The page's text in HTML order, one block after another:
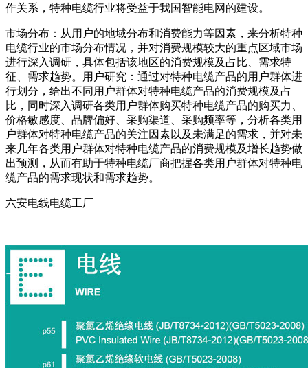
作关系，特种电缆行业将受益于我国智能电网的建设。
市场分布：从用户的地域分布和消费能力等因素，来分析特种
电缆行业的市场分布情况，并对消费规模较大的重点区域市场
进行深入调研，具体包括该地区的消费规模及占比、需求特
征、需求趋势。用户研究：通过对特种电缆产品的用户群体进
行划分，给出不同用户群体对特种电缆产品的消费规模及占
比，同时深入调研各类用户群体购买特种电缆产品的购买力、
价格敏感度、品牌偏好、采购渠道、采购频率等，分析各类用
户群体对特种电缆产品的关注因素以及未满足的需求，并对未
来几年各类用户群体对特种电缆产品的消费规模及增长趋势做
出预测，从而有助于特种电缆厂商把握各类用户群体对特种电
缆产品的需求现状和需求趋势。
六安电线电缆工厂